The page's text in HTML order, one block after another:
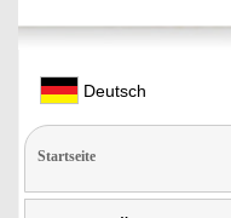
Deutsch
Startseite